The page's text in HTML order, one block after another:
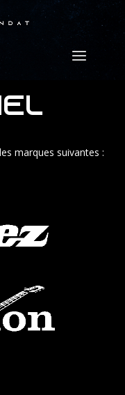
marques suivantes :